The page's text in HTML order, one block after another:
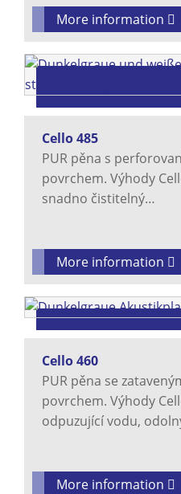
More information
Cello 485
PUR pěna s
povrchem. Výhody
snadno čistitelný…
More information
Cello 460
PUR pěna se
povrchem. Výhody
odpuzující vodu,
More information